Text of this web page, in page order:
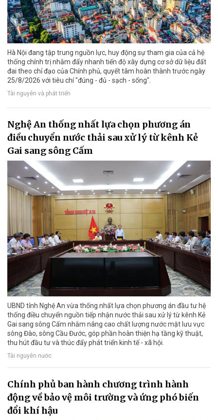
Hà Nội đang tập trung nguồn lực, huy động sự tham gia của cả hệ
thống chính trị nhằm đẩy nhanh tiến độ xây dựng cơ sở dữ liệu đất
đai theo chỉ đạo của Chính phủ, quyết tâm hoàn thành trước ngày
25/8/2026 với tiêu chí "đúng - đủ - sạch - sống".
Tài nguyên và phát triển
Nghệ An thống nhất lựa chọn phương án
điều chuyển nước thải sau xử lý từ kênh Kẻ
Gai sang sông Cấm
UBND tỉnh Nghệ An vừa thống nhất lựa chọn phương án đầu tư hệ
thống điều chuyển nguồn tiếp nhận nước thải sau xử lý từ kênh Kẻ
Gai sang sông Cấm nhằm nâng cao chất lượng nước mặt lưu vực
sông Đào, sông Cầu Đước, góp phần hoàn thiện hạ tầng kỹ thuật,
thu hút đầu tư và thúc đẩy phát triển kinh tế - xã hội.
Tài nguyên nước
Chính phủ ban hành chương trình hành
động về bảo vệ môi trường và ứng phó biến
đổi khí hậu